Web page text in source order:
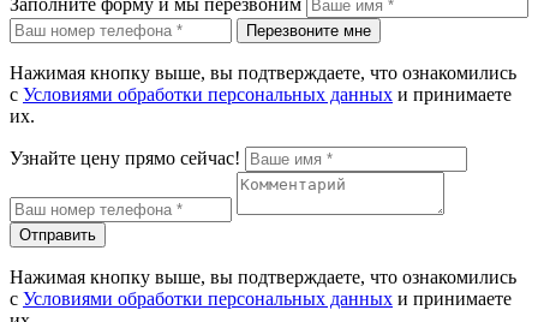
Заполните форму и мы перезвоним
Перезвоните мне
Нажимая кнопку выше, вы подтверждаете, что ознакомились
с Условиями обработки персональных данных и принимаете
их.
Узнайте цену прямо сейчас!
Отправить
Нажимая кнопку выше, вы подтверждаете, что ознакомились
с Условиями обработки персональных данных и принимаете